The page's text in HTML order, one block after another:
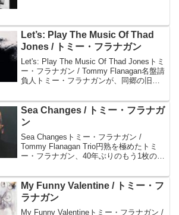
Let’s: Play The Music Of Thad
Jones / トミー・フラナガン
Let's: Play The Music Of Thad Jonesトミ
ー・フラナガン / Tommy Flanagan名盤請
負人トミー・フラナガンが、同郷の旧友
ンズ作品集。「ア・チャイルド・イズ・
ボー...
Sea Changes / トミー・フラナガ
ン
Sea Changesトミー・フラナガン /
Tommy Flanagan Trio円熟を極めたトミ
ー・フラナガン、40年ぶりのもう1枚の
もついぶし銀の輝き、そして "神業" !!帯
よりDisc10...
My Funny Valentine / トミー・フ
ラナガン
My Funny Valentineトミー・フラナガン /